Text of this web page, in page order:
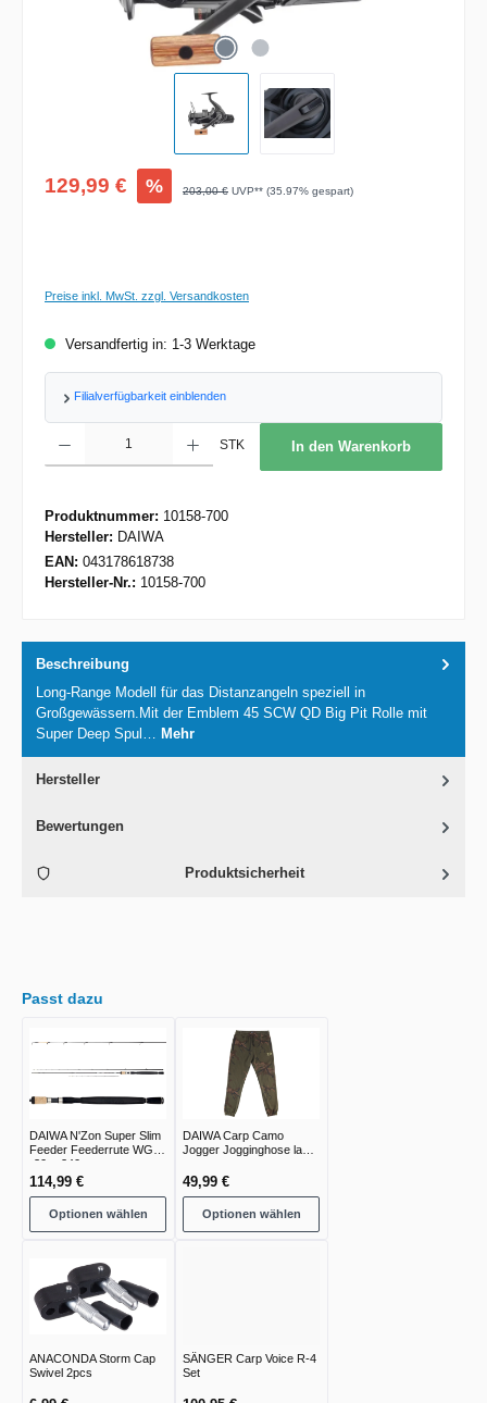
Verkaufspreis:
129,99 € % Regulärer Preis:
203,00 € UVP** (35.97% gespart)
Preise inkl. MwSt. zzgl. Versandkosten
Versandfertig in: 1-3 Werktage
Filialverfügbarkeit einblenden
STK In den Warenkorb
Produktnummer: 10158-700
Hersteller: DAIWA
EAN: 043178618738
Hersteller-Nr.: 10158-700
Beschreibung
Long-Range Modell für das Distanzangeln speziell in
Großgewässern.Mit der Emblem 45 SCW QD Big Pit Rolle mit
Super Deep Spul… Mehr
Hersteller
Bewertungen
Produktsicherheit
Passt dazu
DAIWA N'Zon Super Slim
Feeder Feederrute WG
-30g -240g
114,99 €
Optionen wählen
DAIWA Carp Camo
Jogger Jogginghose lang
49,99 €
Optionen wählen
ANACONDA Storm Cap
Swivel 2pcs
SÄNGER Carp Voice R-4
Set